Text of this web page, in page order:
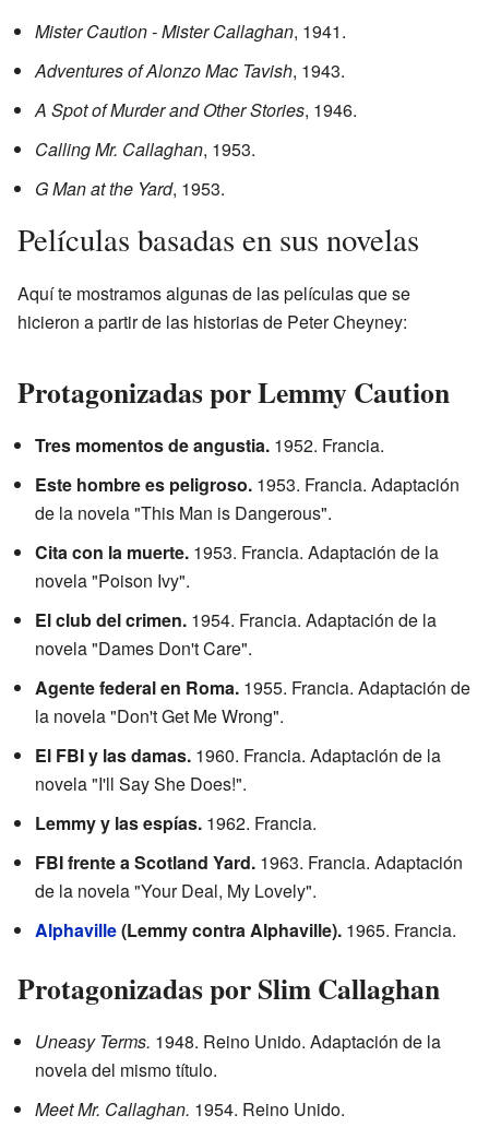
Mister Caution - Mister Callaghan, 1941.
Adventures of Alonzo Mac Tavish, 1943.
A Spot of Murder and Other Stories, 1946.
Calling Mr. Callaghan, 1953.
G Man at the Yard, 1953.
Películas basadas en sus novelas
Aquí te mostramos algunas de las películas que se
hicieron a partir de las historias de Peter Cheyney:
Protagonizadas por Lemmy Caution
Tres momentos de angustia. 1952. Francia.
Este hombre es peligroso. 1953. Francia. Adaptación
de la novela "This Man is Dangerous".
Cita con la muerte. 1953. Francia. Adaptación de la
novela "Poison Ivy".
El club del crimen. 1954. Francia. Adaptación de la
novela "Dames Don't Care".
Agente federal en Roma. 1955. Francia. Adaptación de
la novela "Don't Get Me Wrong".
El FBI y las damas. 1960. Francia. Adaptación de la
novela "I'll Say She Does!".
Lemmy y las espías. 1962. Francia.
FBI frente a Scotland Yard. 1963. Francia. Adaptación
de la novela "Your Deal, My Lovely".
Alphaville(Lemmy contra Alphaville). 1965. Francia.
Protagonizadas por Slim Callaghan
Uneasy Terms. 1948. Reino Unido. Adaptación de la
novela del mismo título.
Meet Mr. Callaghan. 1954. Reino Unido.